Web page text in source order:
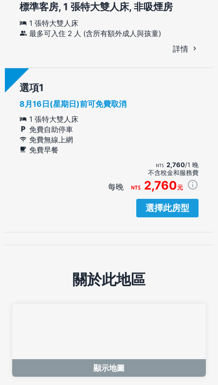
標準客房, 1 張特大雙人床, 非吸煙房
1 張特大雙人床
最多可入住 2 人 (含所有額外成人與孩童)
詳情
選項
8月16日(星期日)前可免費取消
1 張特大雙人床
免費自助停車
免費無線上網
免費早餐
2,760/1 晚
不含稅金和服務費
每晚 2,760元
選擇此房型
關於此地區
顯示地圖